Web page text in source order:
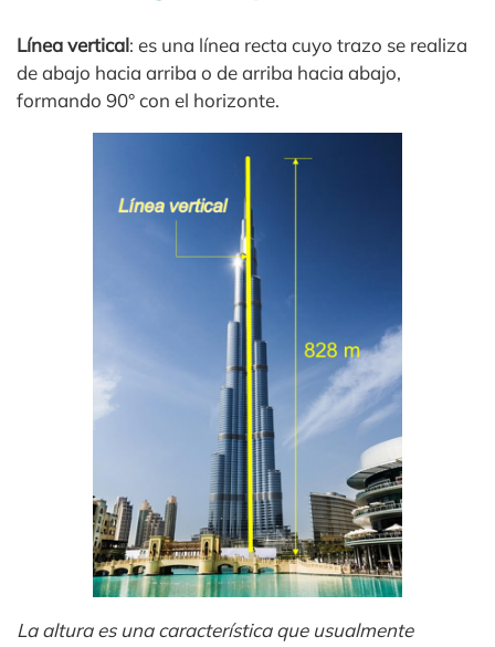
Línea vertical: es una línea recta cuyo trazo se realiza
de abajo hacia arriba o de arriba hacia abajo,
formando 90° con el horizonte.
La altura es una característica que usualmente